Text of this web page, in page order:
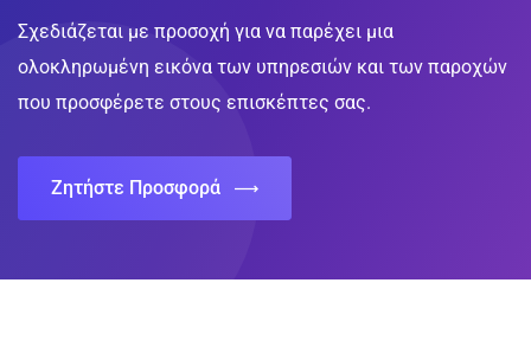
Σχεδιάζεται με προσοχή για να παρέχει μια
ολοκληρωμένη εικόνα των υπηρεσιών και των παροχών
που προσφέρετε στους επισκέπτες σας.
Ζητήστε Προσφορά